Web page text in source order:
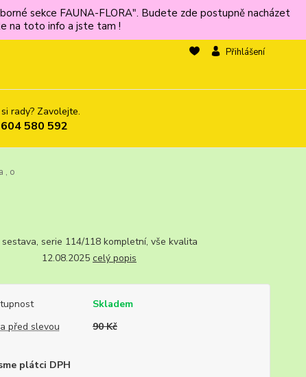
sekce FAUNA-FLORA". Budete zde postupně nacházet
na toto info a jste tam !
Přihlášení
rady? Zavolejte.
580 592
, o
serie 114/118 kompletní, vše kvalita
celý popis
Skladem
před slevou
90 Kč
plátci DPH